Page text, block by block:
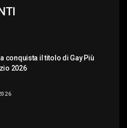
conquista il titolo di Gay Più
2026